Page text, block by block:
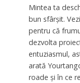
Mintea ta
bun sfârșit.
pentru că
dezvolta
entuziasmul,
arată
roade și în ce